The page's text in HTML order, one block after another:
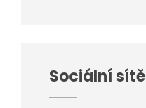
Sociální sítě